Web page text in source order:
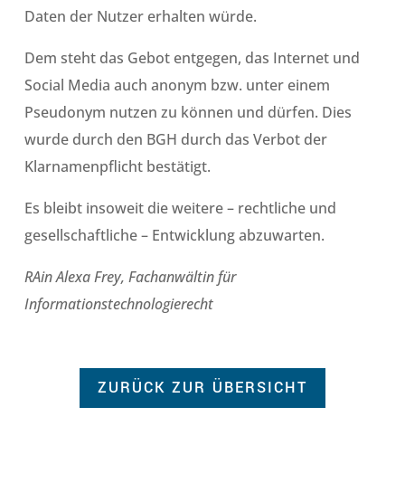
Daten der Nutzer erhalten würde.
Dem steht das Gebot entgegen, das Internet und
Social Media auch anonym bzw. unter einem
Pseudonym nutzen zu können und dürfen. Dies
wurde durch den BGH durch das Verbot der
Klarnamenpflicht bestätigt.
Es bleibt insoweit die weitere – rechtliche und
gesellschaftliche – Entwicklung abzuwarten.
RAin Alexa Frey, Fachanwältin für
Informationstechnologierecht
ZURÜCK ZUR ÜBERSICHT